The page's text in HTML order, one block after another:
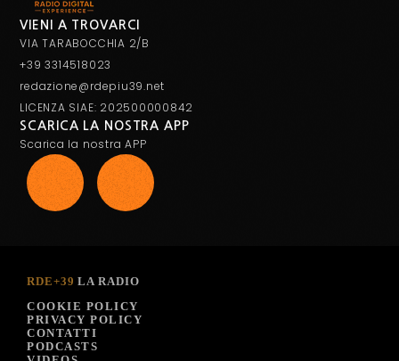
VIENI A TROVARCI
VIA TARABOCCHIA 2/B
+39 3314518023
redazione@rdepiu39.net
LICENZA SIAE: 202500000842
SCARICA LA NOSTRA APP
Scarica la nostra APP
RDE+39LA RADIO
COOKIE POLICY
PRIVACY POLICY
CONTATTI
PODCASTS